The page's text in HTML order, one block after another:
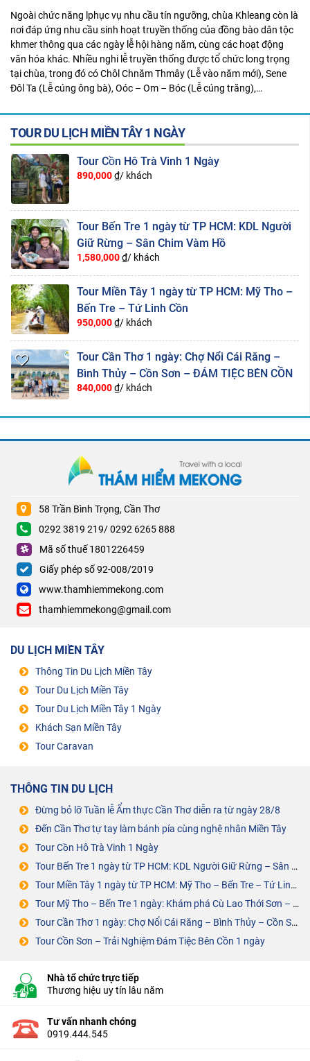
Ngoài chức năng lphục vụ nhu cầu tín ngưỡng, chùa Khleang còn là
nơi đáp ứng nhu cầu sinh hoạt truyền thống của đồng bào dân tộc
khmer thông qua các ngày lễ hội hàng năm, cùng các hoạt động
văn hóa khác. Nhiều nghi lễ truyền thống được tổ chức long trọng
tại chùa, trong đó có Chôl Chnăm Thmây (Lễ vào năm mới), Sene
Đôl Ta (Lễ cúng ông bà), Oóc – Om – Bóc (Lễ cúng trăng),…
TOUR DU LỊCH MIỀN TÂY 1 NGÀY
Tour Cồn Hô Trà Vinh 1 Ngày
890,000₫/ khách
Tour Bến Tre 1 ngày từ TP HCM: KDL Người
Giữ Rừng – Sân Chim Vàm Hồ
1,580,000₫/ khách
Tour Miền Tây 1 ngày từ TP HCM: Mỹ Tho –
Bến Tre – Tứ Linh Cồn
950,000₫/ khách
Tour Cần Thơ 1 ngày: Chợ Nổi Cái Răng –
Bình Thủy – Cồn Sơn – ĐÁM TIỆC BÊN CỒN
840,000₫/ khách
58 Trần Bình Trọng, Cần Thơ
0292 3819 219/ 0292 6265 888
Mã số thuế 1801226459
Giấy phép số 92-008/2019
www.thamhiemmekong.com
thamhiemmekong@gmail.com
DU LỊCH MIỀN TÂY
Thông Tin Du Lịch Miền Tây
Tour Du Lịch Miền Tây
Tour Du Lịch Miền Tây 1 Ngày
Khách Sạn Miền Tây
Tour Caravan
THÔNG TIN DU LỊCH
Đừng bỏ lỡ Tuần lễ Ẩm thực Cần Thơ diễn ra từ ngày 28/8
Đến Cần Thơ tự tay làm bánh pía cùng nghệ nhân Miền Tây
Tour Cồn Hô Trà Vinh 1 Ngày
Tour Bến Tre 1 ngày từ TP HCM: KDL Người Giữ Rừng – Sân Chim Vàm Hồ
Tour Miền Tây 1 ngày từ TP HCM: Mỹ Tho – Bến Tre – Tứ Linh Cồn
Tour Mỹ Tho – Bến Tre 1 ngày: Khám phá Cù Lao Thới Sơn – Cồn Phụng
Tour Cần Thơ 1 ngày: Chợ Nổi Cái Răng – Bình Thủy – Cồn Sơn – ĐÁM TIỆC BÊN CỒN
Tour Cồn Sơn – Trải Nghiệm Đám Tiệc Bên Cồn 1 ngày
Nhà tổ chức trực tiếp
Thương hiệu uy tín lâu năm
Tư vấn nhanh chóng
0919.444.545